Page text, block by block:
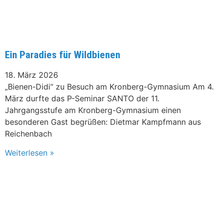
Ein Paradies für Wildbienen
18. März 2026
„Bienen-Didi“ zu Besuch am Kronberg-Gymnasium Am 4.
März durfte das P-Seminar SANTO der 11.
Jahrgangsstufe am Kronberg-Gymnasium einen
besonderen Gast begrüßen: Dietmar Kampfmann aus
Reichenbach
Weiterlesen »